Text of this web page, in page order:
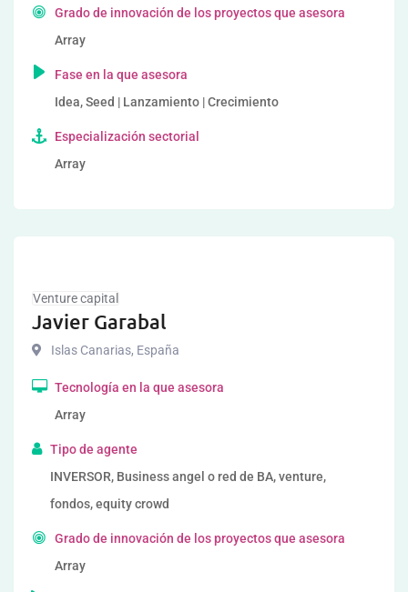
Grado de innovación de los proyectos que asesora
Array
Fase en la que asesora
Idea, Seed | Lanzamiento | Crecimiento
Especialización sectorial
Array
Venture capital
Javier Garabal
Islas Canarias, España
Tecnología en la que asesora
Array
Tipo de agente
INVERSOR, Business angel o red de BA, venture,
fondos, equity crowd
Grado de innovación de los proyectos que asesora
Array